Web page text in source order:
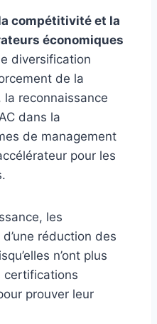
compétitivité et la
économiques
diversification
de la
reconnaissance
dans la
de management
pour les
les
réduction des
n’ont plus
certifications
prouver leur